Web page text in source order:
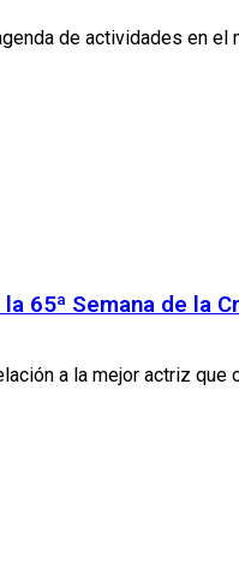
de actividades en
65ª Semana de la
a la mejor actriz que